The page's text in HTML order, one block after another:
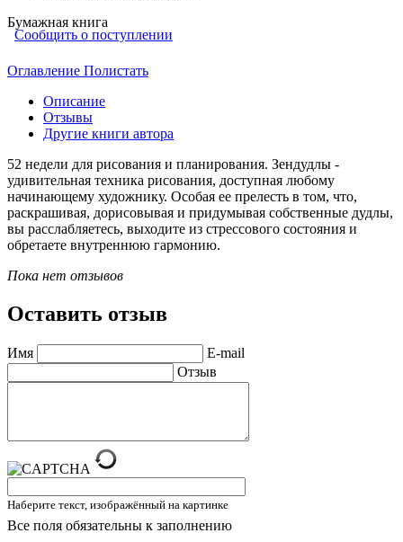
Бумажная книга
Сообщить о поступлении
Оглавление Полистать
Описание
Отзывы
Другие книги автора
52 недели для рисования и планирования. Зендудлы -
удивительная техника рисования, доступная любому
начинающему художнику. Особая ее прелесть в том, что,
раскрашивая, дорисовывая и придумывая собственные дудлы,
вы расслабляетесь, выходите из стрессового состояния и
обретаете внутреннюю гармонию.
Пока нет отзывов
Оставить отзыв
Имя
E-mail
Отзыв
Наберите текст, изображённый на картинке
Все поля обязательны к заполнению